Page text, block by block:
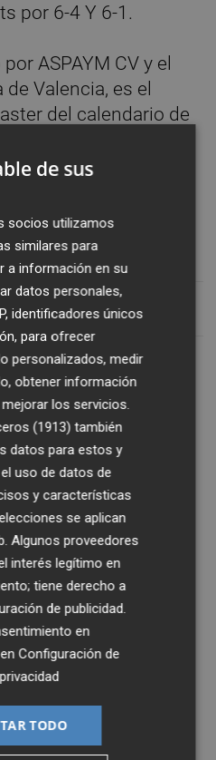
por 6-4 Y 6-1.
ASPAYM CV y el
Valencia, es el
del calendario de
todo el fin de
parejas y más de
viernes.
de sus
socios utilizamos
similares para
a información en su
datos personales,
identificadores únicos
para ofrecer
personalizados, medir
obtener información
los servicios.
(1913) también
datos para estos y
uso de datos de
y características
se aplican
Algunos proveedores
interés legítimo en
tiene derecho a
de publicidad.
en
enConfiguración de
TODO